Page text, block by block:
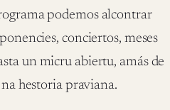
podemos alcontrar
conciertos, meses
un micru abiertu, amás de
hestoria praviana.